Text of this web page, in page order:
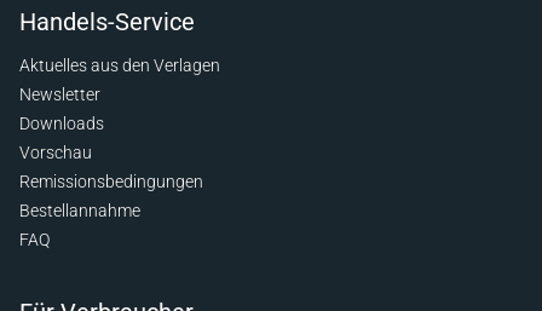
Handels-Service
Aktuelles aus den Verlagen
Newsletter
Downloads
Vorschau
Remissionsbedingungen
Bestellannahme
FAQ